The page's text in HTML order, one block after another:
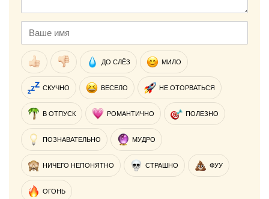
ДО СЛЁЗ МИЛО
СКУЧНО ВЕСЕЛО НЕ ОТОРВАТЬСЯ
В ОТПУСК РОМАНТИЧНО ПОЛЕЗНО
ПОЗНАВАТЕЛЬНО МУДРО
НИЧЕГО НЕПОНЯТНО СТРАШНО ФУУ
ОГОНЬ